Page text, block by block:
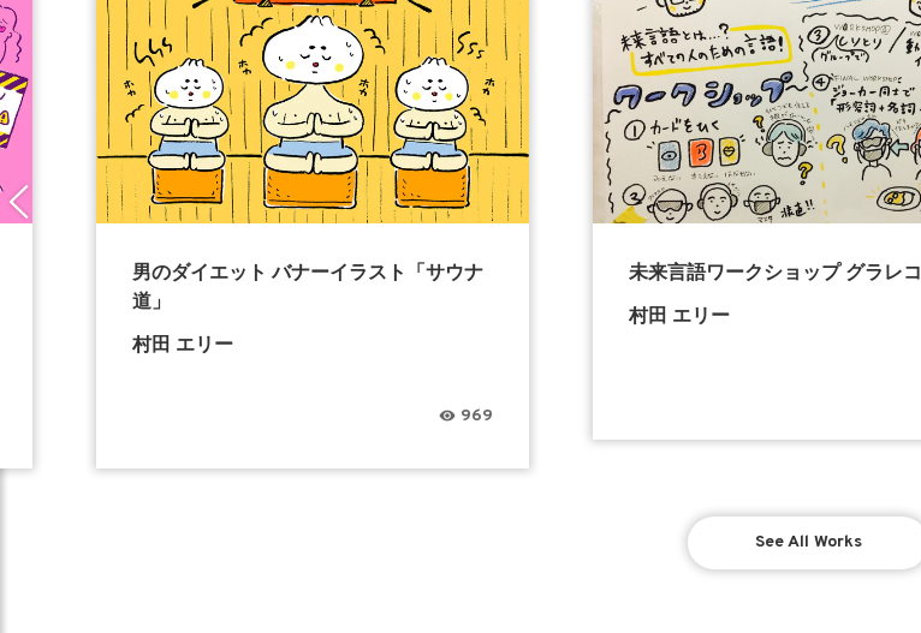
男のダイエット バナーイラスト「サウナ
道」
村田 エリー
969
未来言語ワークショップ グラレコ
村田 エリー
See All Works